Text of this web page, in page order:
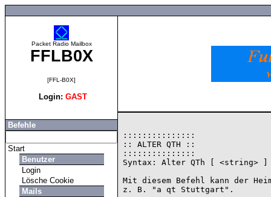
Packet Radio Mailbox
FFLB0X
[FFL-B0X]
Login: GAST
Befehle
Start
Benutzer
Login
Lösche Cookie
Mails
:::::::::::::::
:: ALTER QTH ::
:::::::::::::::
Syntax: Alter QTh [ <string> ]
Mit diesem Befehl kann der